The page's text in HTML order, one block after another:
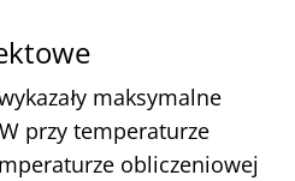
maksymalne
przy temperaturze
obliczeniowej